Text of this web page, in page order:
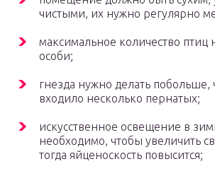
чистыми, их нужно регулярно
максимальное количество птиц
особи;
гнезда нужно делать побольше,
входило несколько пернатых;
искусственное освещение в
необходимо, чтобы увеличить
тогда яйценоскость повысится;